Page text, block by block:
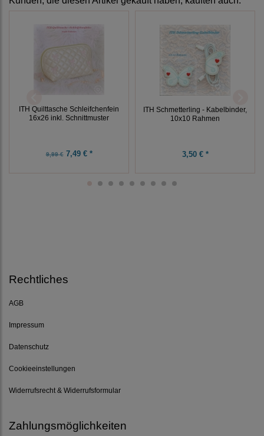
ITH Quilttasche Schleifchenfein
16x26 inkl. Schnittmuster
9,99 €7,49 € *
ITH Schmetterling - Kabelbinder,
10x10 Rahmen
3,50 € *
Rechtliches
AGB
Impressum
Datenschutz
Cookieeinstellungen
Widerrufsrecht & Widerrufsformular
Zahlungsmöglichkeiten